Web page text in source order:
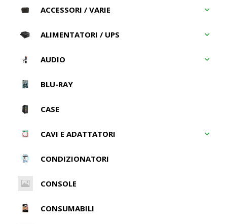
ACCESSORI / VARIE
ALIMENTATORI / UPS
AUDIO
BLU-RAY
CASE
CAVI E ADATTATORI
CONDIZIONATORI
CONSOLE
CONSUMABILI